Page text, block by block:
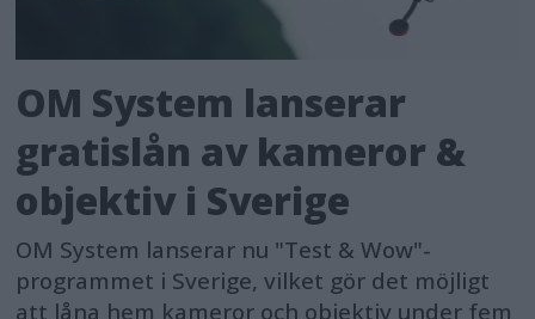
OM System lanserar
gratislån av kameror &
objektiv i Sverige
OM System lanserar nu "Test & Wow"-
programmet i Sverige, vilket gör det möjligt
att låna hem kameror och objektiv under fem